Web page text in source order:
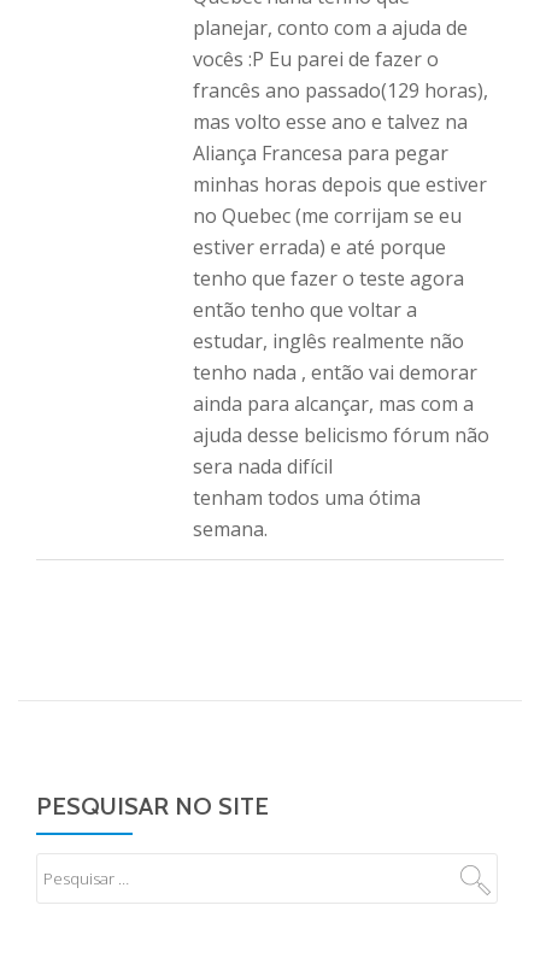
planejar, conto com a ajuda de
vocês :P Eu parei de fazer o
francês ano passado(129 horas),
mas volto esse ano e talvez na
Aliança Francesa para pegar
minhas horas depois que estiver
no Quebec (me corrijam se eu
estiver errada) e até porque
tenho que fazer o teste agora
então tenho que voltar a
estudar, inglês realmente não
tenho nada , então vai demorar
ainda para alcançar, mas com a
ajuda desse belicismo fórum não
sera nada difícil
tenham todos uma ótima
semana.
PESQUISAR NO SITE